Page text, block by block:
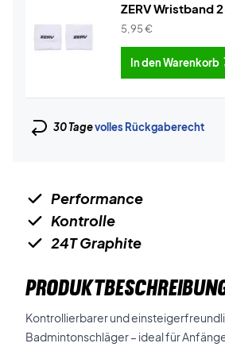
ZERV Wristband
5,95€
In den Warenkorb
30 Tagevolles Rückgaberecht
Performance
Kontrolle
24T Graphite
Kontrollierbarer und
Badmintonschläger – ideal für